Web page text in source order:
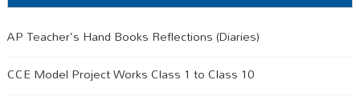
AP Teacher's Hand Books Reflections (Diaries)
CCE Model Project Works Class 1 to Class 10